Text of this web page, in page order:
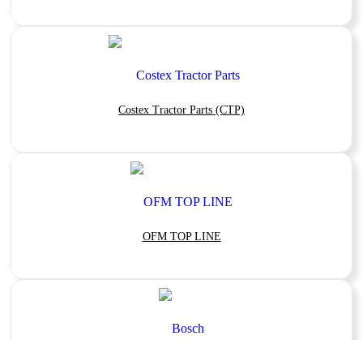
Costex Tractor Parts (CTP)
OFM TOP LINE